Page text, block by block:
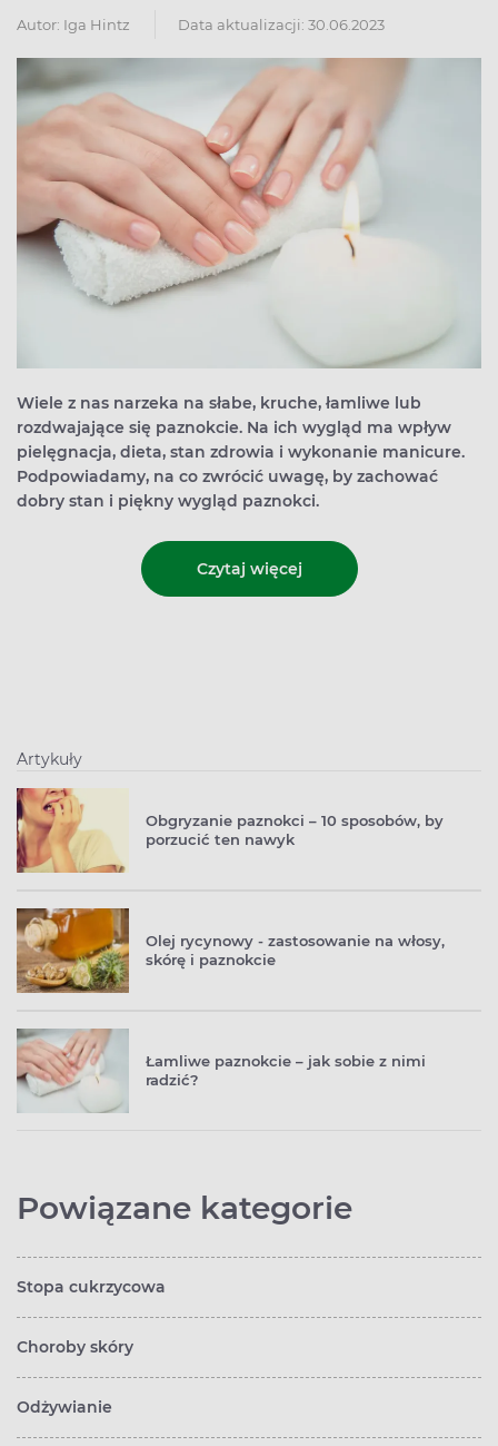
Autor: Iga Hintz Data aktualizacji: 30.06.2023
Wiele z nas narzeka na słabe, kruche, łamliwe lub
rozdwajające się paznokcie. Na ich wygląd ma wpływ
pielęgnacja, dieta, stan zdrowia i wykonanie manicure.
Podpowiadamy, na co zwrócić uwagę, by zachować
dobry stan i piękny wygląd paznokci.
Czytaj więcej
Artykuły
Obgryzanie paznokci – 10 sposobów, by
porzucić ten nawyk
Olej rycynowy - zastosowanie na włosy,
skórę i paznokcie
Łamliwe paznokcie – jak sobie z nimi
radzić?
Powiązane kategorie
Stopa cukrzycowa
Choroby skóry
Odżywianie